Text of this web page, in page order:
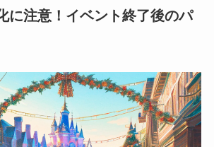
に注意！イベント終了後のパ